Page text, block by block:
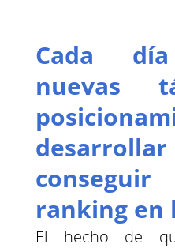
Cada
nuevas
ranking en
El hecho de